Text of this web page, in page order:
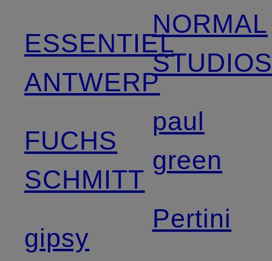
ESSENTIEL
ANTWERP
FUCHS
SCHMITT
gipsy
NORMAL
paul
green
Pertini